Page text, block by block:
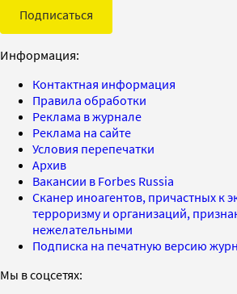
Подписаться
Информация:
Контактная информация
Правила обработки
Реклама в журнале
Реклама на сайте
Условия перепечатки
Архив
Вакансии в Forbes Russia
Сканер иноагентов, причастных к
терроризму и организаций,
нежелательными
Подписка на печатную версию
Мы в соцсетях: